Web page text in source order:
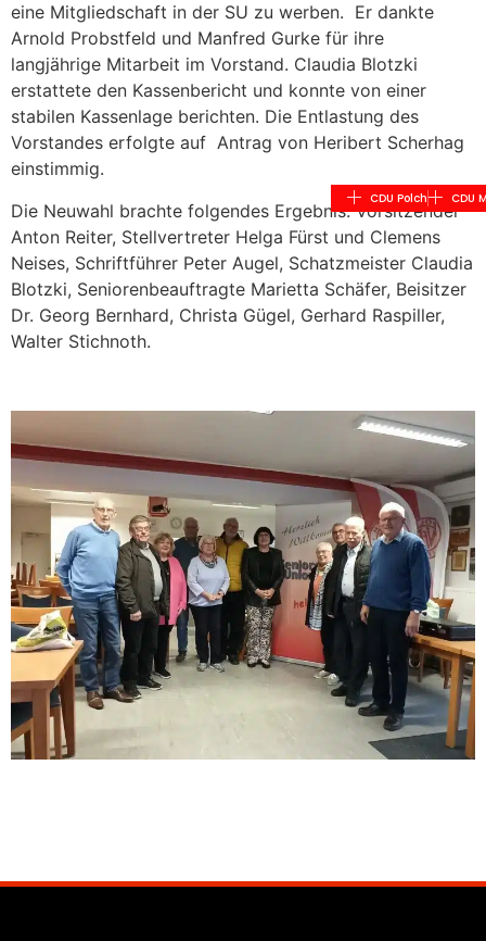
eine Mitgliedschaft in der SU zu werben. Er dankte
Arnold Probstfeld und Manfred Gurke für ihre
langjährige Mitarbeit im Vorstand. Claudia Blotzki
erstattete den Kassenbericht und konnte von einer
stabilen Kassenlage berichten. Die Entlastung des
Vorstandes erfolgte auf Antrag von Heribert Scherhag
einstimmig.
Die Neuwahl brachte folgendes Ergebnis: Vorsitzender
Anton Reiter, Stellvertreter Helga Fürst und Clemens
Neises, Schriftführer Peter Augel, Schatzmeister Claudia
Blotzki, Seniorenbeauftragte Marietta Schäfer, Beisitzer
Dr. Georg Bernhard, Christa Gügel, Gerhard Raspiller,
Walter Stichnoth.
CDU Polch CDU